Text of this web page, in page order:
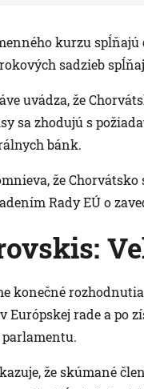
kurzu spĺňajú
sadzieb
uvádza, že
sa zhodujú s
bánk.
že
Rady EÚ o
konečné
Európskej rade a po
že skúmané